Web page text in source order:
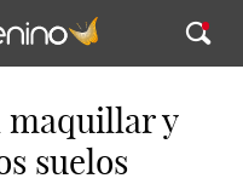
maquillar y
suelos